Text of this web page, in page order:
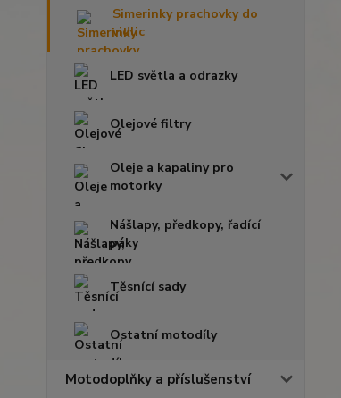
Simerinky prachovky do
vidlic
LED světla a odrazky
Olejové filtry
Oleje a kapaliny pro
motorky
Nášlapy, předkopy, řadící
páky
Těsnící sady
Ostatní motodíly
Motodoplňky a příslušenství